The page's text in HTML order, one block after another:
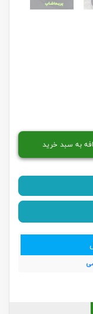
به سبد خرید